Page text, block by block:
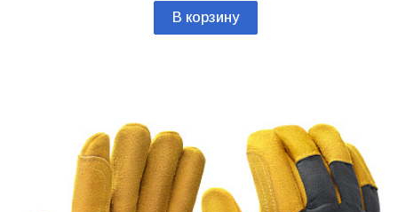
В корзину